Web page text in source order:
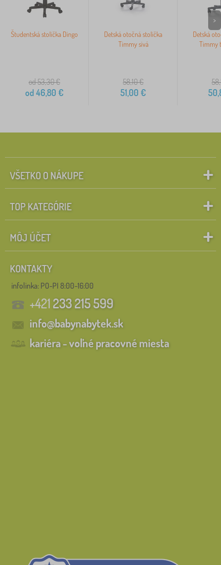
Študentská stolička Dingo
od 53,30€
od 46,80 €
Detská otočná stolička
Timmy sivá
58,10€
51,00 €
Detská
Timmy
>
VŠETKO O NÁKUPE
TOP KATEGÓRIE
MÔJ ÚČET
KONTAKTY
infolinka: PO-PI 8:00-16:00
+421233 215 599
info@babynabytek.sk
kariéra - voľné pracovné miesta